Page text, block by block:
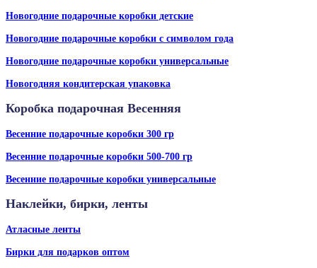
Новогодние подарочные коробки детские
Новогодние подарочные коробки с символом года
Новогодние подарочные коробки универсальные
Новогодняя кондитерская упаковка
Коробка подарочная Весенняя
Весенние подарочные коробки 300 гр
Весенние подарочные коробки 500-700 гр
Весенние подарочные коробки универсальные
Наклейки, бирки, ленты
Атласные ленты
Бирки для подарков оптом